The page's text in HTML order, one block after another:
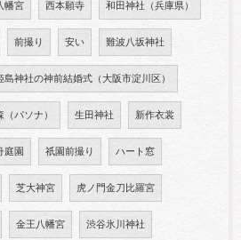
幡宮 西本願寺 和田神社（兵庫県）
前撮り 安い 難波八坂神社
島神社の神前結婚式（大阪市淀川区）
パソナ） 生田神社 新作衣裳
庭園 祇園前撮り ハート窓
芝大神宮 虎ノ門金刀比羅宮
金王八幡宮 渋谷氷川神社